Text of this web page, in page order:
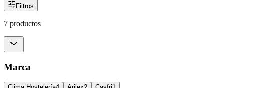
Filtros
7 productos
Marca